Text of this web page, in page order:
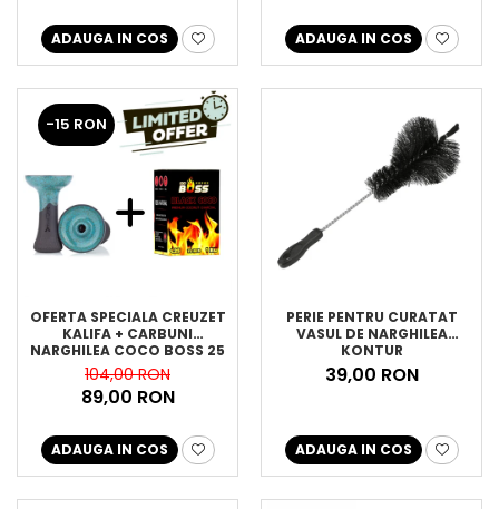
ADAUGA IN COS ADAUGA IN COS
-15 RON
OFERTA SPECIALA CREUZET
KALIFA + CARBUNI
NARGHILEA COCO BOSS 25
104,00 RON
89,00 RON
ADAUGA IN COS
PERIE PENTRU CURATAT
VASUL DE NARGHILEA
KONTUR
39,00 RON
ADAUGA IN COS